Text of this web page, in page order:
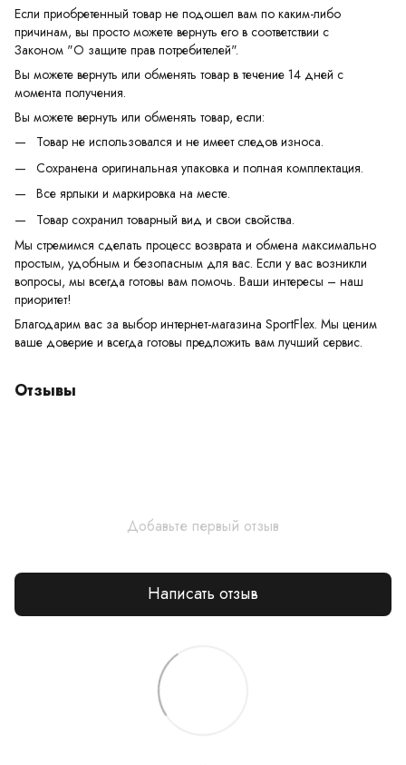
Если приобретенный товар не подошел вам по каким-либо
причинам, вы просто можете вернуть его в соответствии с
Законом "О защите прав потребителей".
Вы можете вернуть или обменять товар в течение 14 дней с
момента получения.
Вы можете вернуть или обменять товар, если:
Товар не использовался и не имеет следов износа.
Сохранена оригинальная упаковка и полная комплектация.
Все ярлыки и маркировка на месте.
Товар сохранил товарный вид и свои свойства.
Мы стремимся сделать процесс возврата и обмена максимально
простым, удобным и безопасным для вас. Если у вас возникли
вопросы, мы всегда готовы вам помочь. Ваши интересы – наш
приоритет!
Благодарим вас за выбор интернет-магазина SportFlex. Мы ценим
ваше доверие и всегда готовы предложить вам лучший сервис.
Отзывы
Добавьте первый отзыв
Написать отзыв